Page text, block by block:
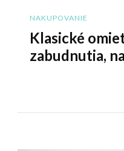
NAKUPOVANIE
Klasické
zabudnutia,